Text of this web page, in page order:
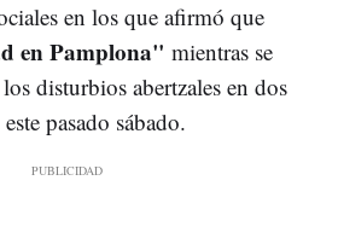
en los que afirmó que
en Pamplona" mientras se
disturbios abertzales en dos
pasado sábado.